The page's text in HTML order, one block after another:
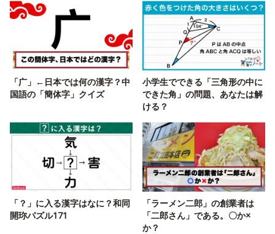
「广」←日本では何の漢字？中
国語の「簡体字」クイズ
小学生でできる「三角形の中に
できた角」の問題、あなたは解
ける？
「？」に入る漢字はなに？和同
開珎パズル171
「ラーメン二郎」の創業者は
「二郎さん」である。〇か×
か？